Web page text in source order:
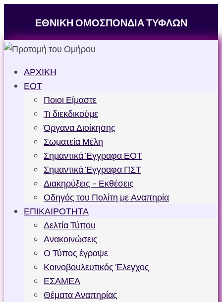
ΕΘΝΙΚΗ ΟΜΟΣΠΟΝΔΙΑ ΤΥΦΛΩΝ
ΑΡΧΙΚΗ
ΕΟΤ
Ποιοι Είμαστε
Τι διεκδικούμε
Όργανα Διοίκησης
Σωματεία Μέλη
Σημαντικά Έγγραφα ΕΟΤ
Σημαντικά Έγγραφα ΠΣΤ
Διακηρύξεις – Εκθέσεις
Οδηγός του Πολίτη με Αναπηρία
ΕΠΙΚΑΙΡΟΤΗΤΑ
Δελτία Τύπου
Ανακοινώσεις
Ο Τύπος έγραψε
Κοινοβουλευτικός Έλεγχος
ΕΣΑΜΕΑ
Θέματα Αναπηρίας